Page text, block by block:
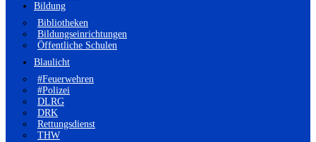
Bildung
Bibliotheken
Bildungseinrichtungen
Öffentliche Schulen
Blaulicht
#Feuerwehren
#Polizei
DLRG
DRK
Rettungsdienst
THW